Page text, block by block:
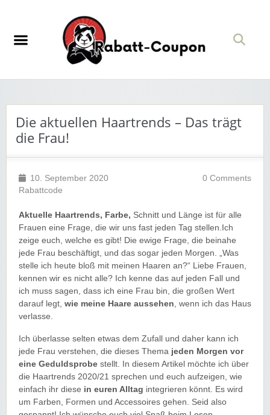
Die aktuellen Haartrends – Das trägt
die Frau!
10. September 2020
Rabattcode
0 Comments
Aktuelle Haartrends, Farbe, Schnitt und Länge ist für alle
Frauen eine Frage, die wir uns fast jeden Tag stellen.Ich
zeige euch, welche es gibt! Die ewige Frage, die beinahe
jede Frau beschäftigt, und das sogar jeden Morgen. „Was
stelle ich heute bloß mit meinen Haaren an?“ Liebe Frauen,
kennen wir es nicht alle? Ich kenne das auf jeden Fall und
ich muss sagen, dass ich eine Frau bin, die großen Wert
darauf legt, wie meine Haare aussehen , wenn ich das Haus
verlasse.
Ich überlasse selten etwas dem Zufall und daher kann ich
jede Frau verstehen, die dieses Thema jeden Morgen vor
eine Geduldsprobe stellt. In diesem Artikel möchte ich über
die Haartrends 2020/21 sprechen und euch aufzeigen, wie
einfach ihr diese in euren Alltag integrieren könnt. Es wird
um Farben, Formen und Accessoires gehen. Seid also